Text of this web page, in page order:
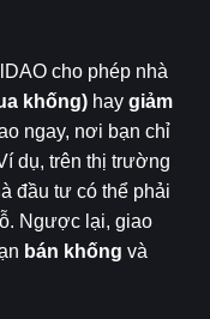
cho phép nhà
khống) hay giảm
ngay, nơi bạn chỉ
dụ, trên thị trường
đầu tư có thể phải
Ngược lại, giao
bán khống và